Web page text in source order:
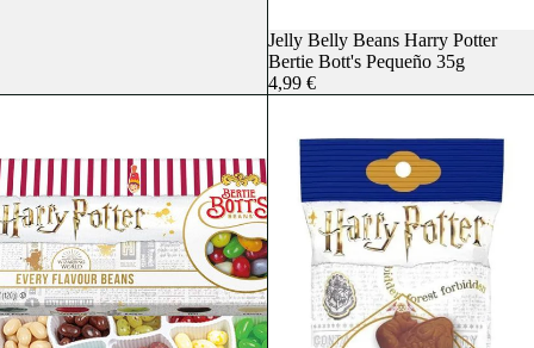
Agotado
Jelly Belly Beans Harry Potter
Bertie Bott's Pequeño 35g
4,99 €